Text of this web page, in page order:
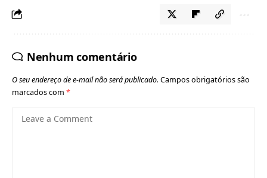
Nenhum comentário
O seu endereço de e-mail não será publicado. Campos obrigatórios são
marcados com *